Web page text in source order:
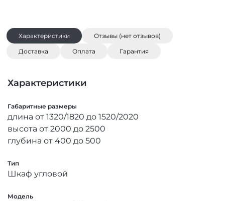
Характеристики Отзывы (нет отзывов)
Доставка Оплата Гарантия
Характеристики
Габаритные размеры
длина от 1320/1820 до 1520/2020
высота от 2000 до 2500
глубина от 400 до 500
Тип
Шкаф угловой
Модель